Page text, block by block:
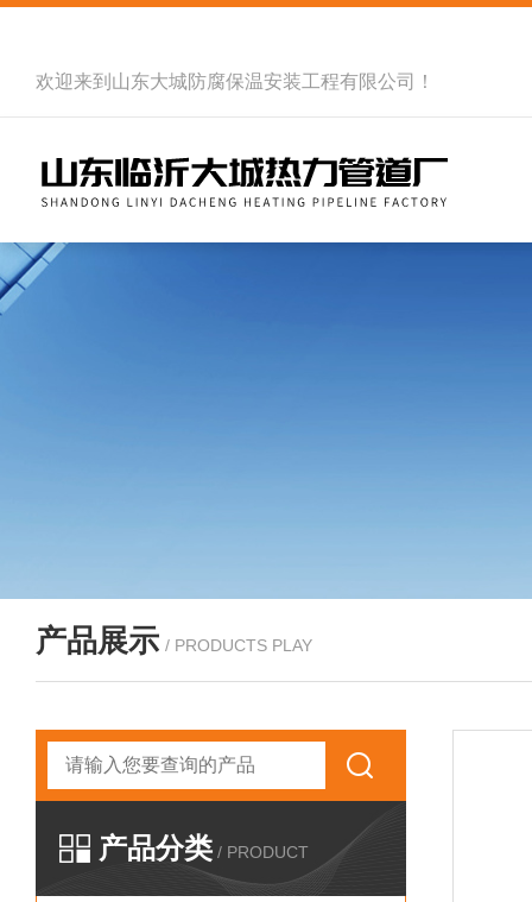
欢迎来到 山东大城防腐保温安装工程有限公司 ！
产品展示 / PRODUCTS PLAY
产品分类 / PRODUCT